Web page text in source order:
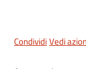
Menu
CondividiVedi